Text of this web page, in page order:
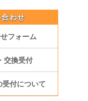
わせ
フォーム
交換受付
受付について